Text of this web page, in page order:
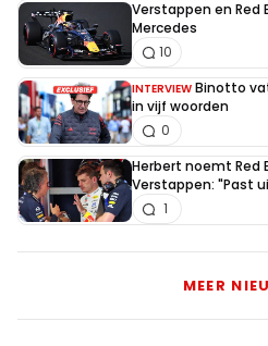
Verstappen en Red
Mercedes
10
INTERVIEW Binotto
in vijf woorden
0
Herbert noemt
Verstappen: "Past
1
MEER